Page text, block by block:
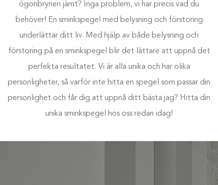
ögonbrynen jämt? Inga problem, vi har precis vad du
behöver! En sminkspegel med belysning och förstoring
underlättar ditt liv. Med hjälp av både belysning och
förstoring på en sminkspegel blir det lättare att uppnå det
perfekta resultatet. Vi är alla unika och har olika
personligheter, så varför inte hitta en spegel som passar din
personlighet och får dig att uppnå ditt bästa jag? Hitta din
unika sminkspegel hos oss redan idag!